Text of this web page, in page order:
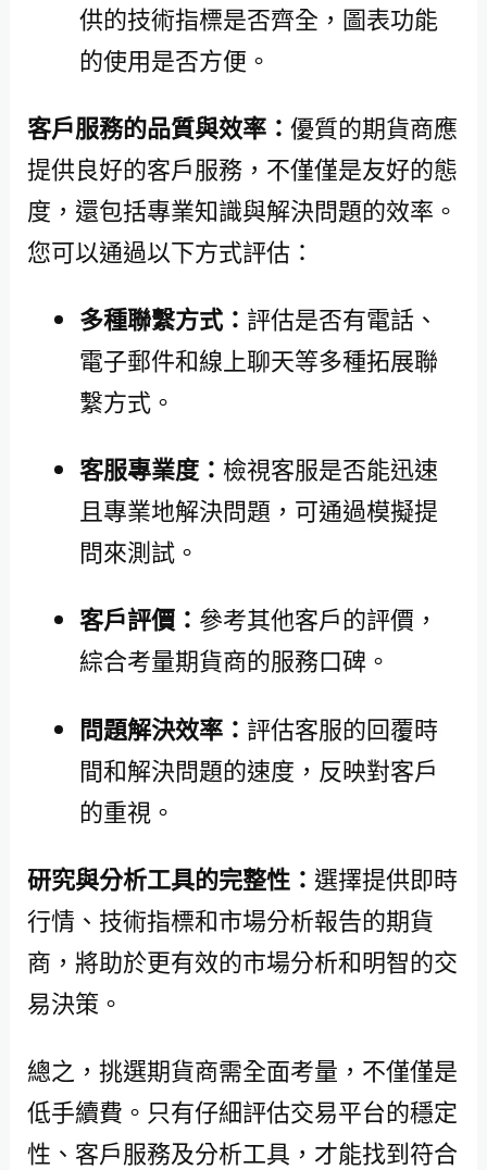
供的技術指標是否齊全，圖表功能
的使用是否方便。
客戶服務的品質與效率： 優質的期貨商應
提供良好的客戶服務，不僅僅是友好的態
度，還包括專業知識與解決問題的效率。
您可以通過以下方式評估：
多種聯繫方式： 評估是否有電話、
電子郵件和線上聊天等多種拓展聯
繫方式。
客服專業度： 檢視客服是否能迅速
且專業地解決問題，可通過模擬提
問來測試。
客戶評價： 參考其他客戶的評價，
綜合考量期貨商的服務口碑。
問題解決效率： 評估客服的回覆時
間和解決問題的速度，反映對客戶
的重視。
研究與分析工具的完整性： 選擇提供即時
行情、技術指標和市場分析報告的期貨
商，將助於更有效的市場分析和明智的交
易決策。
總之，挑選期貨商需全面考量，不僅僅是
低手續費。只有仔細評估交易平台的穩定
性、客戶服務及分析工具，才能找到符合